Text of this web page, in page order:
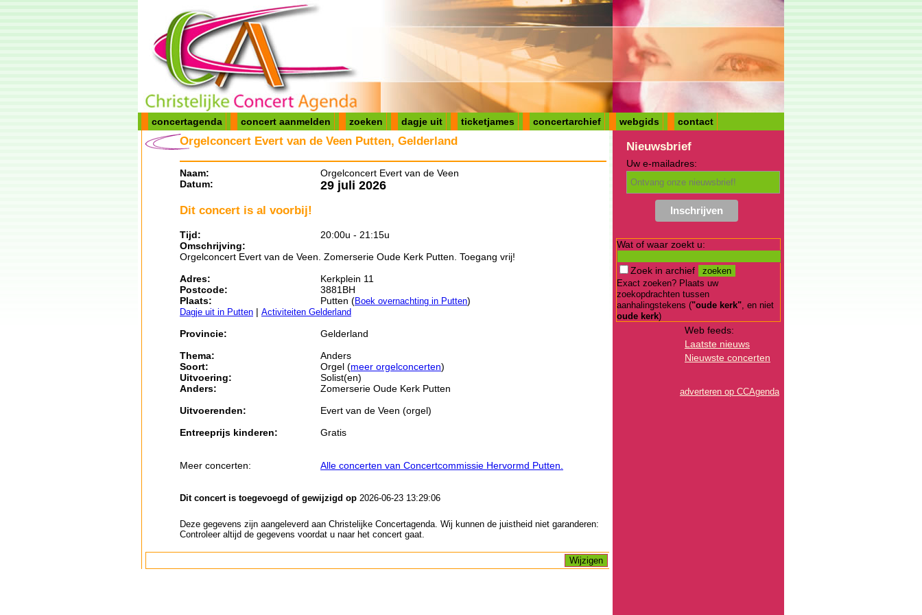
concertagenda concert aanmelden zoeken dagje uit ticketjames concertarchief webgids contact
Orgelconcert Evert van de Veen Putten, Gelderland
Naam:
Orgelconcert Evert van de Veen
Datum:
29 juli 2026
Dit concert is al voorbij!
Tijd:
20:00u - 21:15u
Omschrijving:
Orgelconcert Evert van de Veen. Zomerserie Oude Kerk Putten. Toegang vrij!
Adres:
Kerkplein 11
Postcode:
3881BH
Plaats:
Putten (Boek overnachting in Putten)
Dagje uit in Putten | Activiteiten Gelderland
Provincie:
Gelderland
Thema:
Anders
Soort:
Orgel (meer orgelconcerten)
Uitvoering:
Solist(en)
Anders:
Zomerserie Oude Kerk Putten
Uitvoerenden:
Evert van de Veen (orgel)
Entreeprijs kinderen:
Gratis
Meer concerten: Alle concerten van Concertcommissie Hervormd Putten.
Dit concert is toegevoegd of gewijzigd op 2026-06-23 13:29:06
Deze gegevens zijn aangeleverd aan Christelijke Concertagenda. Wij kunnen de juistheid niet garanderen:
Controleer altijd de gegevens voordat u naar het concert gaat.
Nieuwsbrief
Uw e-mailadres:
Wat of waar zoekt u:
Zoek in archief
Exact zoeken? Plaats uw
zoekopdrachten tussen
aanhalingstekens ("oude kerk", en niet
oude kerk)
Web feeds:
Laatste nieuws
Nieuwste concerten
adverteren op CCAgenda